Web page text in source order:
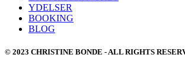
YDELSER
BOOKING
BLOG
© 2023 CHRISTINE BONDE - ALL RIGHTS